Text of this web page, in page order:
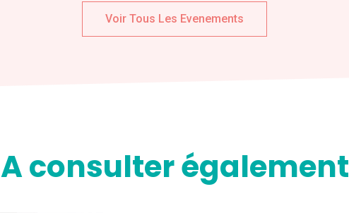
Voir Tous Les Evenements
A consulter également